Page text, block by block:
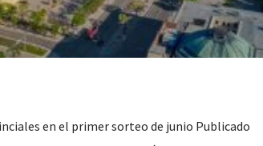
en el primer sorteo de junio Publicado